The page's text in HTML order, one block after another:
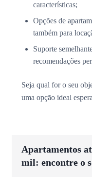
características;
Opções de
também para
Suporte
recomendações
Seja qual for o seu
uma opção ideal
Apartamentos
mil: encontre o